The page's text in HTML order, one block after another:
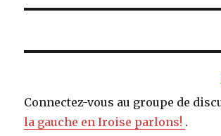
Connectez-vous au groupe de
la gauche en Iroise parlons! .